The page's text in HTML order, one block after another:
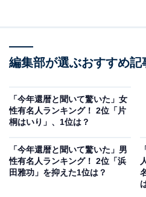
2位は、ミュージシャンとして
1972年2月17日生まれのYUKI
2023年7月時点で51歳。1993
AND MARY」のボーカリスト
す。数多くの大ヒット曲を生
編集部が選ぶおすすめ記
「今年還暦と聞いて驚いた」女
性有名人ランキング！ 2位「片
桐はいり」、1位は？
「今年還暦と聞いて驚いた」男
性有名人ランキング！ 2位「浜
田雅功」を抑えた1位は？